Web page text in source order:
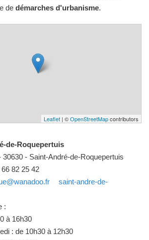
de démarches d'urbanisme.
Leaflet | ©OpenStreetMapcontributors
de-Roquepertuis
30630 - Saint-André-de-Roquepertuis
66 82 25 42
saint-andre-de-
:
à 16h30
: de 10h30 à 12h30